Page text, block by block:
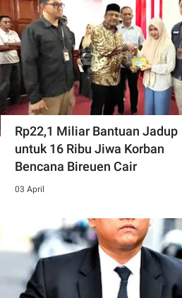
Rp22,1 Miliar Bantuan Jadup
untuk 16 Ribu Jiwa Korban
Bencana Bireuen Cair
03 April